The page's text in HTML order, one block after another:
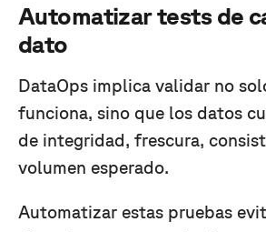
Automatizar tests de
dato
DataOps implica validar no
funciona, sino que los datos
de integridad, frescura,
volumen esperado.
Automatizar estas pruebas